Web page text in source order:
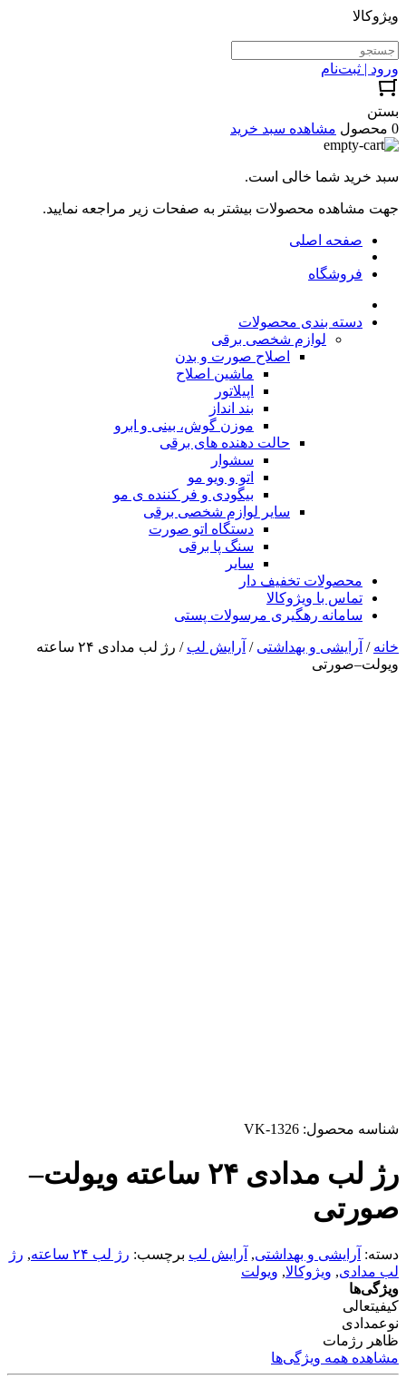
ویژوکالا
ورود | ثبت‌نام
بستن
0 محصول
مشاهده سبد خرید
سبد خرید شما خالی است.
جهت مشاهده محصولات بیشتر به صفحات زیر مراجعه نمایید.
صفحه اصلی
فروشگاه
دسته بندی محصولات
لوازم شخصی برقی
اصلاح صورت و بدن
ماشین اصلاح
اپیلاتور
بند انداز
موزن گوش، بینی و ابرو
حالت دهنده های برقی
سشوار
اتو و ویو مو
بیگودی و فر کننده ی مو
سایر لوازم شخصی برقی
دستگاه اتو صورت
سنگ پا برقی
سایر
محصولات تخفیف دار
تماس با ویژوکالا
سامانه رهگیری مرسولات پستی
خانه / آرایشی و بهداشتی / آرایش لب
/ رژ لب مدادی ۲۴ ساعته
ویولت–صورتی
شناسه محصول: VK-1326
رژ لب مدادی ۲۴ ساعته ویولت–
صورتی
دسته: آرایشی و بهداشتی, آرایش لب برچسب: رژ لب ۲۴ ساعته , رژ
لب مدادی, ویژوکالا, ویولت
ویژگی‌ها
کیفیتعالی
نوعمدادی
ظاهر رژ مات
مشاهده همه ویژگی‌ها